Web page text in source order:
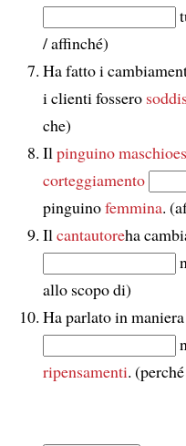
/ affinché)
Ha fatto i
i clienti fossero
che)
Il pinguino maschio
corteggiamento
pinguinofemmina.
Il cantautoreha
allo scopo di)
Ha parlato in
ripensamenti.